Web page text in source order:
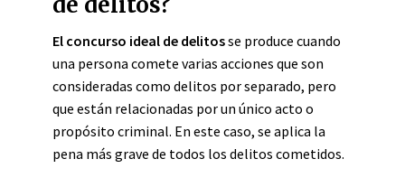
El concurso ideal de delitosse produce cuando
una persona comete varias acciones que son
consideradas como delitos por separado, pero
que están relacionadas por un único acto o
propósito criminal. En este caso, se aplica la
pena más grave de todos los delitos cometidos.